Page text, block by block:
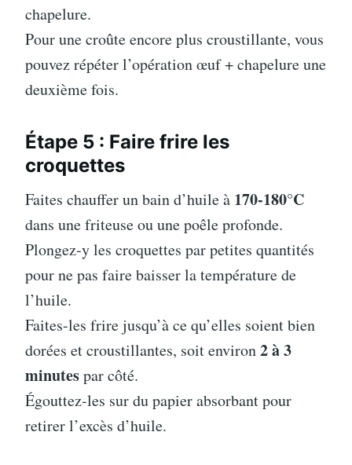
chapelure.
Pour une croûte encore plus croustillante, vous
pouvez répéter l’opération œuf + chapelure une
deuxième fois.
Étape 5 : Faire frire les
croquettes
Faites chauffer un bain d’huile à 170-180°C
dans une friteuse ou une poêle profonde.
Plongez-y les croquettes par petites quantités
pour ne pas faire baisser la température de
l’huile.
Faites-les frire jusqu’à ce qu’elles soient bien
dorées et croustillantes, soit environ2 à 3
minutespar côté.
Égouttez-les sur du papier absorbant pour
retirer l’excès d’huile.